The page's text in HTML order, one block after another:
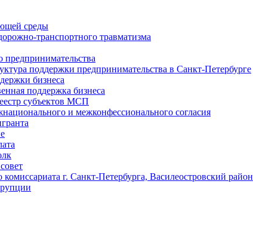
среды
транспортного травматизма
предпринимательства
поддержки предпринимательства в Санкт-Петербурге
бизнеса
поддержка бизнеса
субъектов МСП
и межконфессионального согласия
г. Санкт-Петербурга, Василеостровский район